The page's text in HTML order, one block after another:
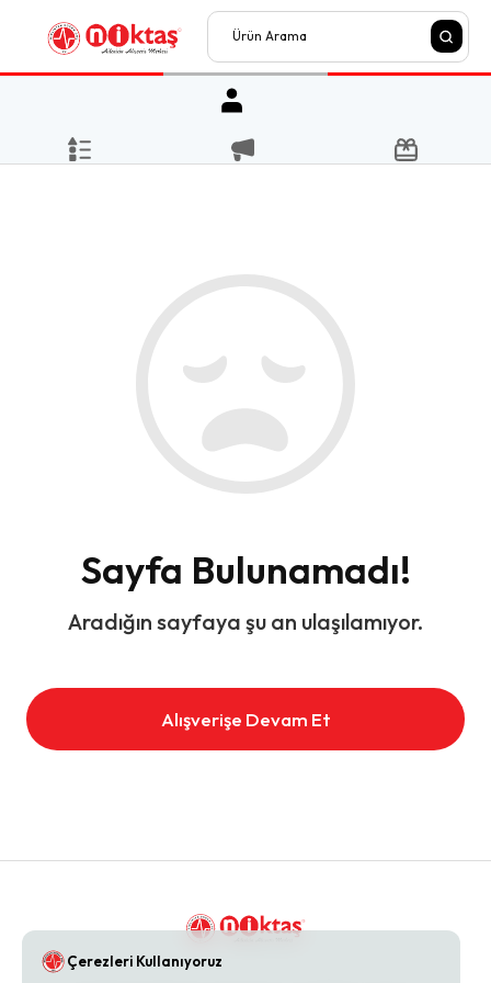
Sayfa Bulunamadı!
Aradığın sayfaya şu an ulaşılamıyor.
Alışverişe Devam Et
Çerezleri Kullanıyoruz